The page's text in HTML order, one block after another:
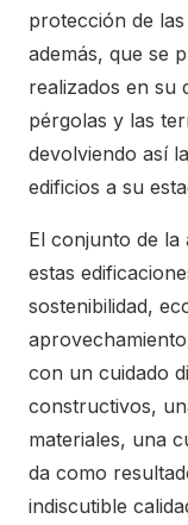
protección de
además, que se
realizados en su
pérgolas y las
devolviendo así
edificios a su
El conjunto de la
estas
sostenibilidad,
con un cuidado
constructivos,
materiales, una
da como
indiscutible